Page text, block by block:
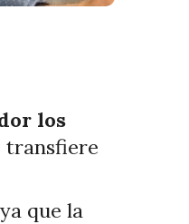
los
transfiere
que la